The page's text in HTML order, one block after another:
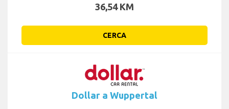
36,54 KM
CERCA
Dollar a Wuppertal